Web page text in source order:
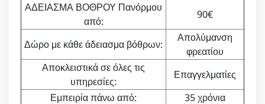
ΑΔΕΙΑΣΜΑ ΒΟΘΡΟΥ Πανόρμου
από:
90€
Δώρο με κάθε άδειασμα βόθρων:
Απολύμανση
φρεατίου
Αποκλειστικά σε όλες τις
υπηρεσίες:
Επαγγελματίες
Εμπειρία πάνω από:
35 χρόνια